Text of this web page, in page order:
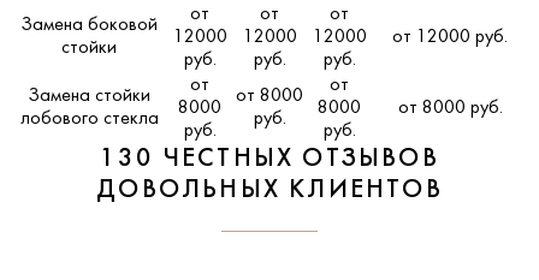
Замена боковой
стойки
от
12000
руб.
от
12000
руб.
от
12000
руб.
от 12000 руб.
Замена стойки
лобового стекла
от
8000
руб.
от 8000
руб.
от
8000
руб.
от 8000 руб.
130 ЧЕСТНЫХ ОТЗЫВОВ
ДОВОЛЬНЫХ КЛИЕНТОВ